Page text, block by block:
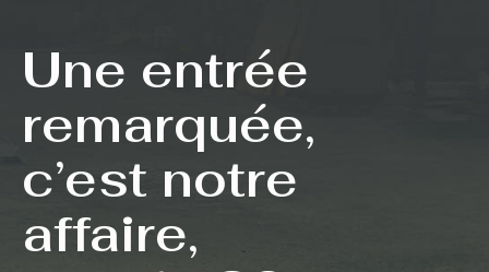
Une entrée
remarquée,
c’est notre
affaire,